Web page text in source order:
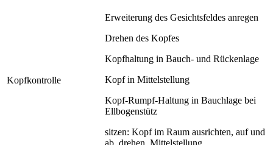
Kopfkontrolle
Erweiterung des Gesichtsfeldes anregen
Drehen des Kopfes
Kopfhaltung in Bauch- und Rückenlage
Kopf in Mittelstellung
Kopf-Rumpf-Haltung in Bauchlage bei
Ellbogenstütz
sitzen: Kopf im Raum ausrichten, auf und
ab, drehen, Mittelstellung